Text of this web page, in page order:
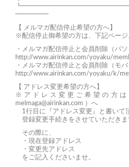
━━━━━
【 メルマガ配信停止希望の方へ】
※配信停止御希望の方は、下記ページ
・メルマガ配信停止と会員削除（パソ
http://www.airinkan.com/yoyaku/
・メルマガ配信停止と会員削除（モバ
http://www.airinkan.com/yoyaku/k/
【 アドレス変更希望の方へ】
※アドレス変更ご希望の方は
melmaga@airinkan.com ）へ
1行目に『アドレス変更』と書いて
登録変更手続きをさせていただきま
その際に、
・現在登録アドレス
・変更先アドレス
をご記入くださいませ。